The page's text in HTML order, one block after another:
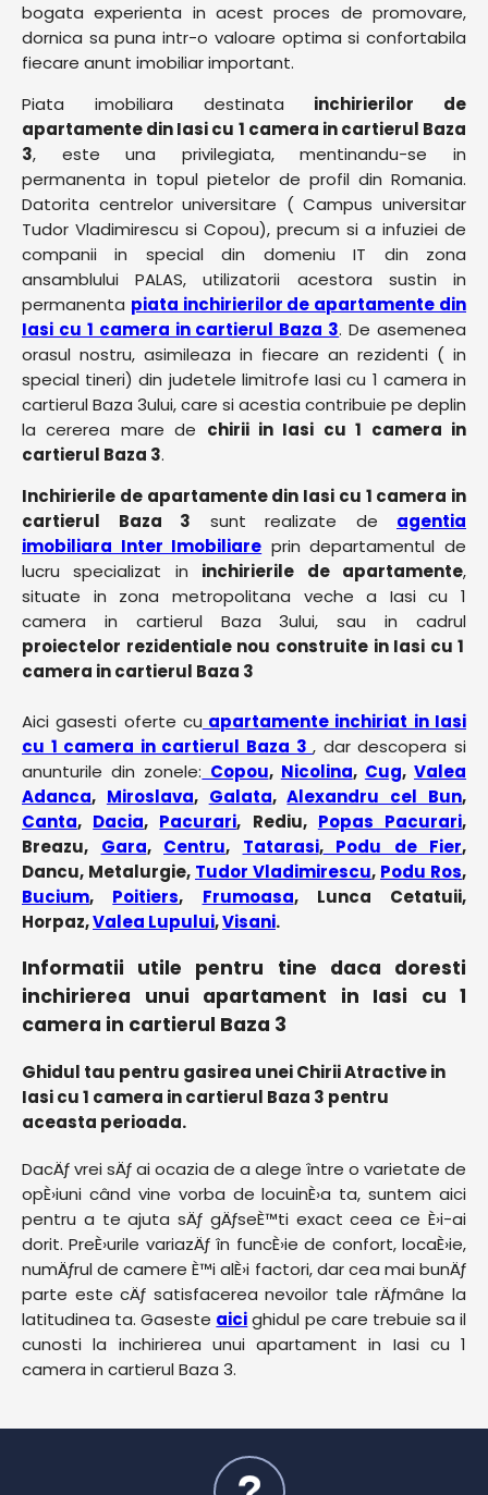
bogata experienta in acest proces de promovare,
dornica sa puna intr-o valoare optima si confortabila
fiecare anunt imobiliar important.
Piata imobiliara destinata inchirierilor de
apartamente din Iasi cu 1 camera in cartierul Baza
3, este una privilegiata, mentinandu-se in
permanenta in topul pietelor de profil din Romania.
Datorita centrelor universitare ( Campus universitar
Tudor Vladimirescu si Copou), precum si a infuziei de
companii in special din domeniu IT din zona
ansamblului PALAS, utilizatorii acestora sustin in
permanenta piata inchirierilor de apartamente din
Iasi cu 1 camera in cartierul Baza 3. De asemenea
orasul nostru, asimileaza in fiecare an rezidenti ( in
special tineri) din judetele limitrofe Iasi cu 1 camera in
cartierul Baza 3ului, care si acestia contribuie pe deplin
la cererea mare de chirii in Iasi cu 1 camera in
cartierul Baza 3.
Inchirierile de apartamente din Iasi cu 1 camera in
cartierul Baza 3 sunt realizate de agentia
imobiliara Inter Imobiliare prin departamentul de
lucru specializat in inchirierile de apartamente,
situate in zona metropolitana veche a Iasi cu 1
camera in cartierul Baza 3ului, sau in cadrul
proiectelor rezidentiale nou construite in Iasi cu 1
camera in cartierul Baza 3
Aici gasesti oferte cu apartamente inchiriat in Iasi
cu 1 camera in cartierul Baza 3, dar descopera si
anunturile din zonele: Copou, Nicolina, Cug,Valea
Adanca, Miroslava, Galata,Alexandru cel Bun,
Canta, Dacia, Pacurari, Rediu, Popas Pacurari,
Breazu, Gara, Centru, Tatarasi,Podu de Fier,
Dancu, Metalurgie, Tudor Vladimirescu, Podu Ros,
Bucium, Poitiers, Frumoasa, Lunca Cetatuii,
Horpaz,Valea Lupului,Visani.
Informatii utile pentru tine daca doresti
inchirierea unui apartament in Iasi cu 1
camera in cartierul Baza 3
Ghidul tau pentru gasirea unei Chirii Atractive in
Iasi cu 1 camera in cartierul Baza 3 pentru
aceasta perioada.
DacÄƒ vrei sÄƒ ai ocazia de a alege între o varietate de
opÈ›iuni când vine vorba de locuinÈ›a ta, suntem aici
pentru a te ajuta sÄƒ gÄƒseÈ™ti exact ceea ce È›i-ai
dorit. PreÈ›urile variazÄƒ în funcÈ›ie de confort, locaÈ›ie,
numÄƒrul de camere È™i alÈ›i factori, dar cea mai bunÄƒ
parte este cÄƒ satisfacerea nevoilor tale rÄƒmâne la
latitudinea ta. Gaseste aicighidul pe care trebuie sa il
cunosti la inchirierea unui apartament in Iasi cu 1
camera in cartierul Baza 3.